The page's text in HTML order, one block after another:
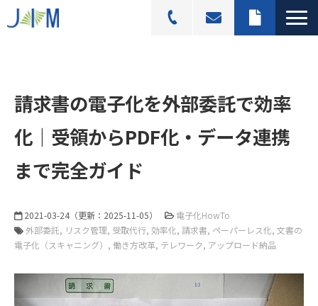
活用シーン
導入事例
料金プラン
ブログ記事一覧
請求書の電子化を外部委託で効率
化｜受領からPDF化・データ連携
まで完全ガイド
2021-03-24 （更新： 2025-11-05）
電子化HowTo
外部委託
リスク管理 受取代行 効率化 請求書 ペーパーレス化 文書の
電子化（スキャニング）
働き方改革 テレワーク アップロード納品